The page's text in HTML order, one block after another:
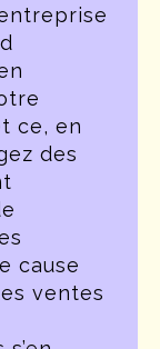
ce, en
des
cause
ventes